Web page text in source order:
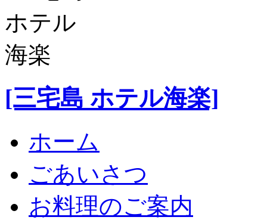
[三宅島 ホテル海楽]
ホーム
ごあいさつ
お料理のご案内